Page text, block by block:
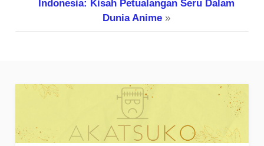
Indonesia: Kisah Petualangan Seru Dalam
Dunia Anime »